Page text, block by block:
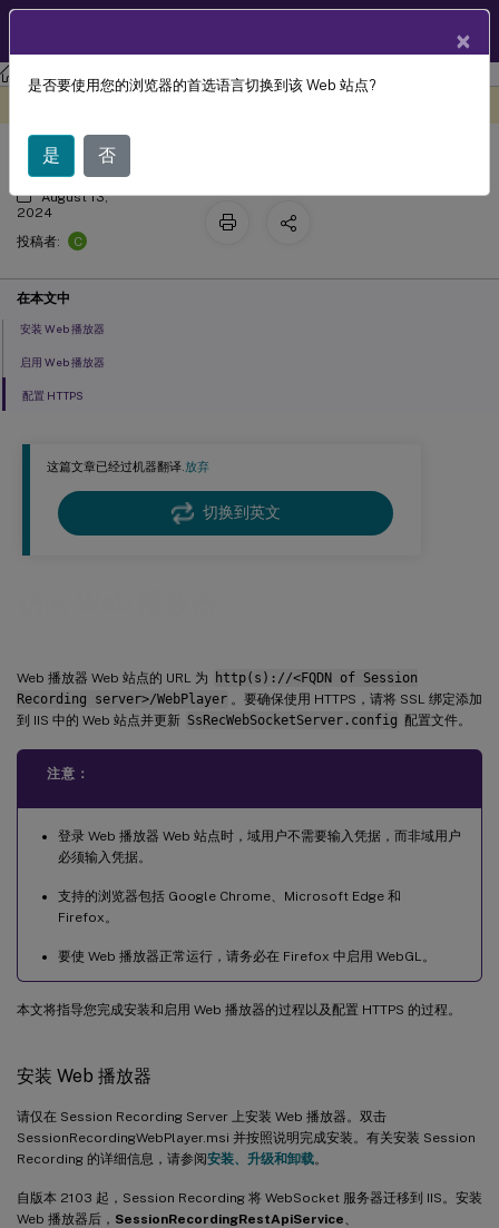
Session Recording Session Recording 2311
这篇文章已经过机器翻译.放弃
切换到英文
Web 播放器 Web 站点的 URL 为
http(s)://<FQDN of Session
Recording server>/WebPlayer 。要确保使用 HTTPS，请将 SSL 绑定添加
到 IIS 中的 Web 站点并更新 SsRecWebSocketServer.config 配置文件。
注意：
登录 Web 播放器 Web 站点时，域用户不需要输入凭据，而非域用户
必须输入凭据。
支持的浏览器包括 Google Chrome、Microsoft Edge 和
Firefox。
要使 Web 播放器正常运行，请务必在 Firefox 中启用 WebGL。
本文将指导您完成安装和启用 Web 播放器的过程以及配置 HTTPS 的过程。
安装 Web 播放器
请仅在 Session Recording Server 上安装 Web 播放器。双击
SessionRecordingWebPlayer.msi 并按照说明完成安装。有关安装 Session
Recording 的详细信息，请参阅安装、升级和卸载。
自版本 2103 起，Session Recording 将 WebSocket 服务器迁移到 IIS。安装
Web 播放器后， SessionRecordingRestApiService
访问 Web 播放器
August 13,
2024
投稿者:
C
在本文中
安装 Web 播放器
启用 Web 播放器
配置 HTTPS
×
是否要使用您的浏览器的首选语言切换到该 Web 站点?
是 否